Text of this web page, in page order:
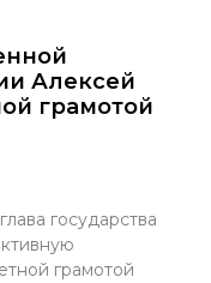
Алексей
грамотой
государства
грамотой